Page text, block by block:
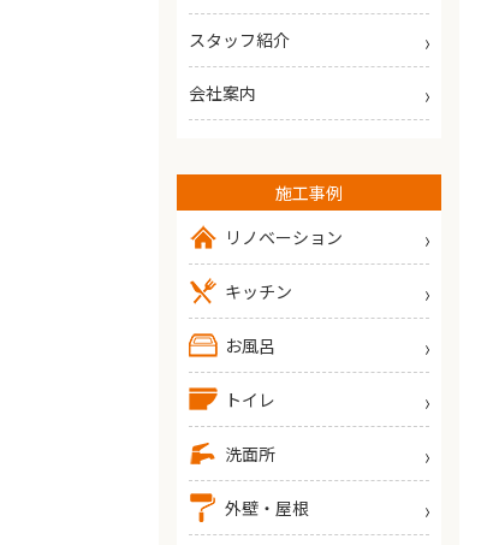
スタッフ紹介
会社案内
施工事例
リノベーション
キッチン
お風呂
トイレ
洗面所
外壁・屋根